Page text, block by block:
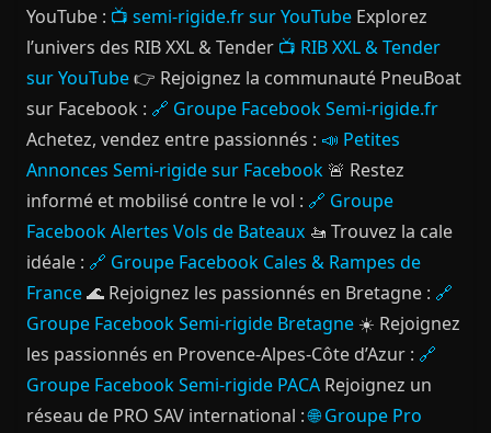
YouTube : 📺 semi-rigide.fr sur YouTube Explorez
l’univers des RIB XXL & Tender 📺 RIB XXL & Tender
sur YouTube👉 Rejoignez la communauté PneuBoat
sur Facebook : 🔗 Groupe Facebook Semi-rigide.fr
Achetez, vendez entre passionnés : 📣 Petites
Annonces Semi-rigide sur Facebook 🚨 Restez
informé et mobilisé contre le vol : 🔗 Groupe
Facebook Alertes Vols de Bateaux 🚤 Trouvez la cale
idéale : 🔗 Groupe Facebook Cales & Rampes de
France🌊 Rejoignez les passionnés en Bretagne : 🔗
Groupe Facebook Semi-rigide Bretagne ☀️ Rejoignez
les passionnés en Provence-Alpes-Côte d’Azur : 🔗
Groupe Facebook Semi-rigide PACA Rejoignez un
réseau de PRO SAV international :🌐 Groupe Pro